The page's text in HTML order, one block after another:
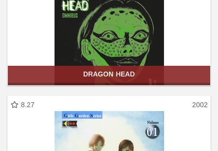
DRAGON HEAD
8.27 2002